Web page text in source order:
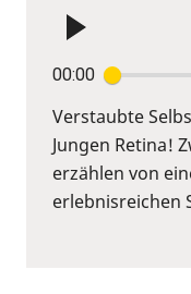
00:00
Verstaubte
Jungen Retina!
erzählen von
erlebnisreichen